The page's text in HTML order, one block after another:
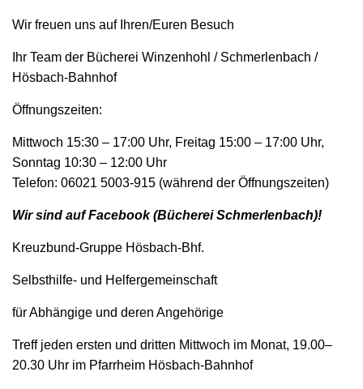
Wir freuen uns auf Ihren/Euren Besuch
Ihr Team der Bücherei Winzenhohl / Schmerlenbach /
Hösbach-Bahnhof
Öffnungszeiten:
Mittwoch 15:30 – 17:00 Uhr, Freitag 15:00 – 17:00 Uhr,
Sonntag 10:30 – 12:00 Uhr
Telefon: 06021 5003-915 (während der Öffnungszeiten)
Wir sind auf Facebook (Bücherei Schmerlenbach)!
Kreuzbund-Gruppe Hösbach-Bhf.
Selbsthilfe- und Helfergemeinschaft
für Abhängige und deren Angehörige
Treff jeden ersten und dritten Mittwoch im Monat, 19.00–
20.30 Uhr im Pfarrheim Hösbach-Bahnhof